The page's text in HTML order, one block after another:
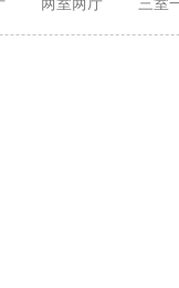
两室两厅 三室